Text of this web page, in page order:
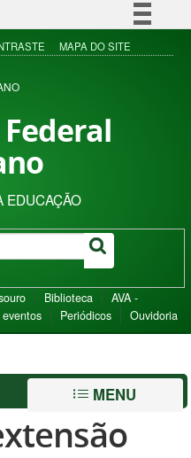
Simplifique!
Acesso à informação
MAPA DO SITE
EDUCAÇÃO
Biblioteca
AVA -
Periódicos Ouvidoria
MENU